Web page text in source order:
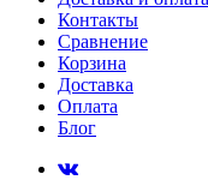
Контакты
Сравнение
Корзина
Доставка
Оплата
Блог